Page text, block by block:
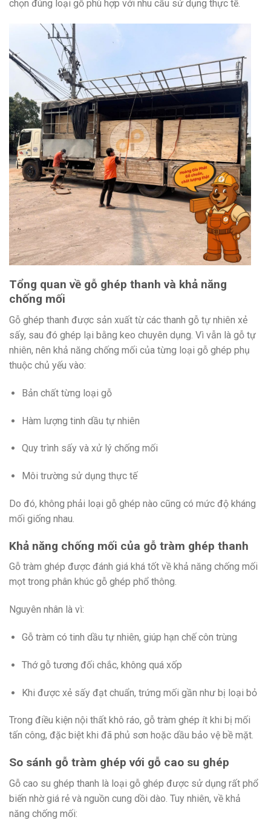
chọn đúng loại gỗ phù hợp với nhu cầu sử dụng thực tế.
Tổng quan về gỗ ghép thanh và khả năng
chống mối
Gỗ ghép thanh được sản xuất từ các thanh gỗ tự nhiên xẻ
sấy, sau đó ghép lại bằng keo chuyên dụng. Vì vẫn là gỗ tự
nhiên, nên khả năng chống mối của từng loại gỗ ghép phụ
thuộc chủ yếu vào:
Bản chất từng loại gỗ
Hàm lượng tinh dầu tự nhiên
Quy trình sấy và xử lý chống mối
Môi trường sử dụng thực tế
Do đó, không phải loại gỗ ghép nào cũng có mức độ kháng
mối giống nhau.
Khả năng chống mối của gỗ tràm ghép thanh
Gỗ tràm ghép được đánh giá khá tốt về khả năng chống mối
mọt trong phân khúc gỗ ghép phổ thông.
Nguyên nhân là vì:
Gỗ tràm có tinh dầu tự nhiên, giúp hạn chế côn trùng
Thớ gỗ tương đối chắc, không quá xốp
Khi được xẻ sấy đạt chuẩn, trứng mối gần như bị loại bỏ
Trong điều kiện nội thất khô ráo, gỗ tràm ghép ít khi bị mối
tấn công, đặc biệt khi đã phủ sơn hoặc dầu bảo vệ bề mặt.
So sánh gỗ tràm ghép với gỗ cao su ghép
Gỗ cao su ghép thanh là loại gỗ ghép được sử dụng rất phổ
biến nhờ giá rẻ và nguồn cung dồi dào. Tuy nhiên, về khả
năng chống mối: